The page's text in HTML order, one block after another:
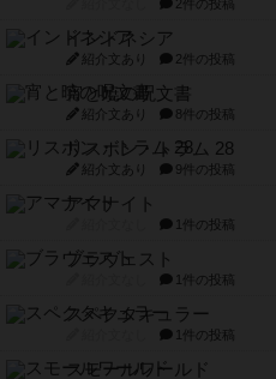
2件の投稿
インドネシア
紹介文あり 2件の投稿
宵と暁の呪文書
紹介文あり 8件の投稿
リスボン・トラム 28
紹介文あり 9件の投稿
アマナイト
1件の投稿
ブラヴェスト
1件の投稿
スペクタキュラー
1件の投稿
スモールワールド